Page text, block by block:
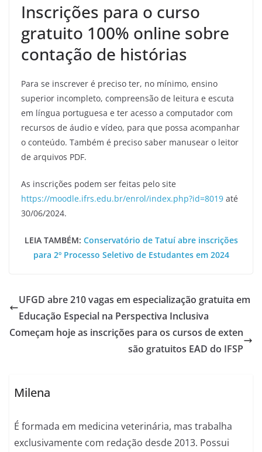
Inscrições para o curso
gratuito 100% online sobre
contação de histórias
Para se inscrever é preciso ter, no mínimo, ensino
superior incompleto, compreensão de leitura e escuta
em língua portuguesa e ter acesso a computador com
recursos de áudio e vídeo, para que possa acompanhar
o conteúdo. Também é preciso saber manusear o leitor
de arquivos PDF.
As inscrições podem ser feitas pelo site
https://moodle.ifrs.edu.br/enrol/index.php?id=8019 até
30/06/2024.
LEIA TAMBÉM: Conservatório de Tatuí abre inscrições
para 2º Processo Seletivo de Estudantes em 2024
UFGD abre 210 vagas em especialização gratuita em
Educação Especial na Perspectiva Inclusiva
Começam hoje as inscrições para os cursos de exten
são gratuitos EAD do IFSP
Milena
É formada em medicina veterinária, mas trabalha
exclusivamente com redação desde 2013. Possui